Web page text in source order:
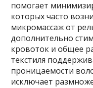
помогает
которых часто
микромассаж от
дополнительно
кровоток и общее
текстиля
проницаемости
исключает